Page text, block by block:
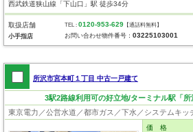
西武鉄道狭山線「下山口」駅 徒歩34分
取扱店舗
小手指店
TEL :0120-953-629 【通話料無料】
お問い合わせ物件番号：03225103001
所沢市宮本町１丁目 中古一戸建て
3駅2路線利用可の好立地/ターミナル駅「
価 格